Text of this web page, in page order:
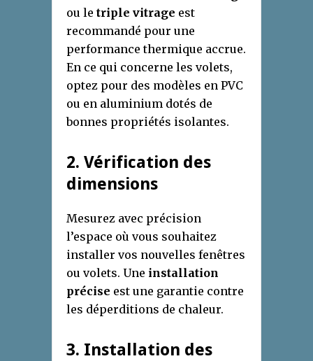
ou le triple vitrage est
recommandé pour une
performance thermique accrue.
En ce qui concerne les volets,
optez pour des modèles en PVC
ou en aluminium dotés de
bonnes propriétés isolantes.
2. Vérification des
dimensions
Mesurez avec précision
l’espace où vous souhaitez
installer vos nouvelles fenêtres
ou volets. Une installation
précise est une garantie contre
les déperditions de chaleur.
3. Installation des